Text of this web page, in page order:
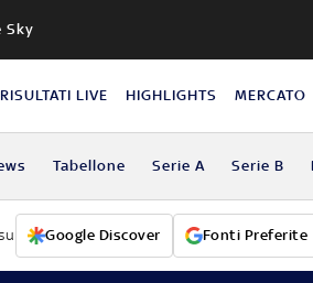
Sky
RISULTATI LIVE HIGHLIGHTS MERCATO
Tabellone Serie A Serie B
Google Discover Fonti Preferite